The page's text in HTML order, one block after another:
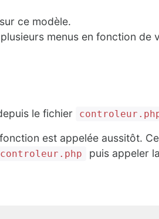
ce modèle.
menus en fonction de
le fichier
est appelée aussitôt.
controleur.php
puis appeler